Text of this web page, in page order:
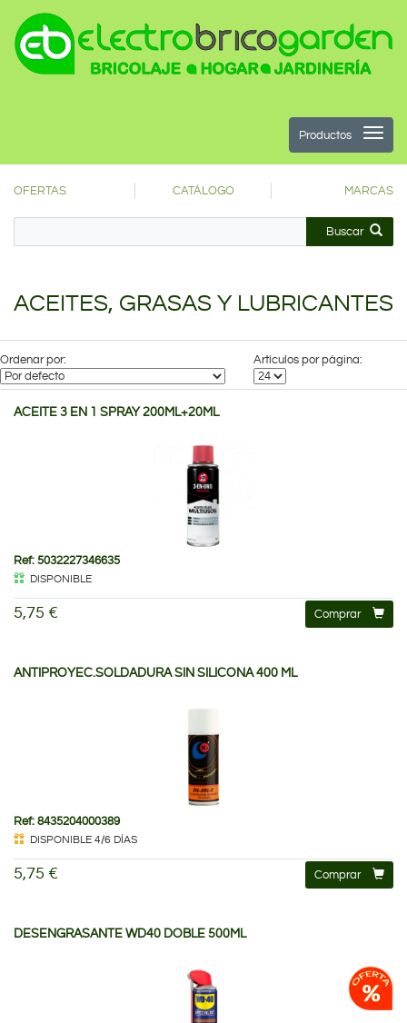
Productos
OFERTAS CATÁLOGO MARCAS
Buscar
ACEITES, GRASAS Y LUBRICANTES
Ordenar por: Artículos por página:
ACEITE 3 EN 1 SPRAY 200ML+20ML
Ref: 5032227346635
DISPONIBLE
5,75 € Comprar
ANTIPROYEC.SOLDADURA SIN SILICONA 400 ML
Ref: 8435204000389
DISPONIBLE 4/6 DÍAS
5,75 € Comprar
DESENGRASANTE WD40 DOBLE 500ML